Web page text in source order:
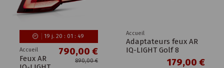
19 j. 20 : 01 : 48
Accueil
Feux AR
790,00 €
890,00 €
Accueil
Adaptateurs feux AR
IQ-LIGHT Golf 8
179,00 €